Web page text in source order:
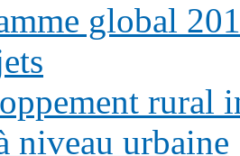
global
rural
niveau urbaine